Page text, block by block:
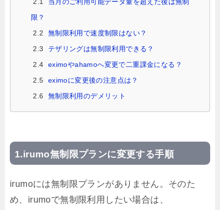
2.1
当月のご利用可能データ量を超えた後は無制
限？
2.2
無制限利用で速度制限はない？
2.3
テザリングは無制限利用できる？
2.4
eximoやahamoへ変更で二重課金になる？
2.5
eximoに変更後の注意点は？
2.6
無制限利用のデメリット
irumo無制限プランに変更する手順
irumoには無制限プランがありません。そのた
め、irumoで無制限利用したい場合は、